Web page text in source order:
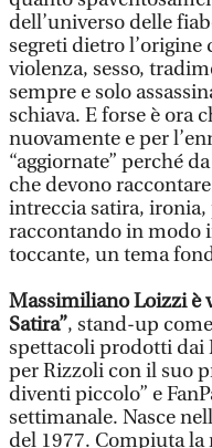
dell’universo delle
segreti dietro
violenza, sesso,
sempre e solo
schiava. E forse è ora
nuovamente e per
“aggiornate” perché
che devono
intreccia satira, ironia,
raccontando in modo
toccante, un tema
Massimiliano Loizzi è
Satira”, stand-up
spettacoli prodotti dai
per Rizzoli con il suo
diventi piccolo” e
settimanale. Nasce
del 1977. Compiuta la